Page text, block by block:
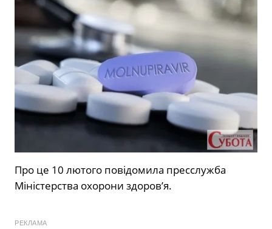
Про це 10 лютого повідомила пресслужба
Міністерства охорони здоров’я.
РЕКЛАМА